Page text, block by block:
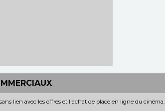
lien avec les offres et l'achat de place en ligne du cinéma.